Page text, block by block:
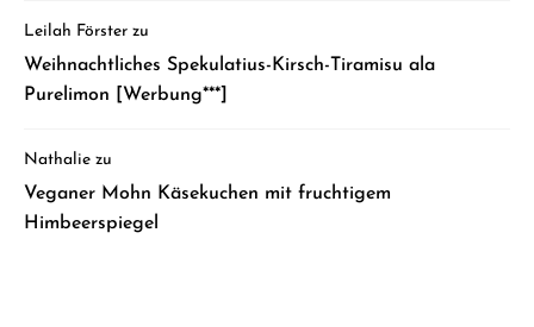
Leilah Förster zu
Weihnachtliches Spekulatius-Kirsch-Tiramisu ala
Purelimon [Werbung***]
Nathalie zu
Veganer Mohn Käsekuchen mit fruchtigem
Himbeerspiegel